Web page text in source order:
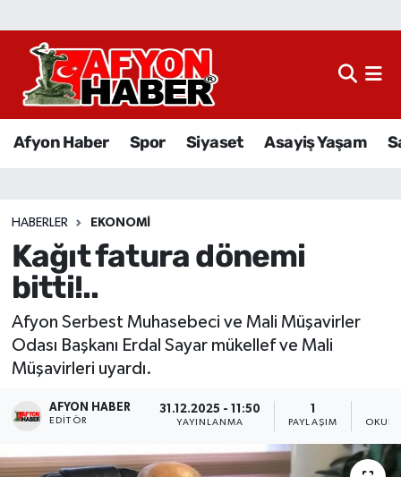
Afyon Haber Spor Siyaset Asayiş Yaşam
HABERLER EKONOMI
Kağıt fatura dönemi
bitti!..
Afyon Serbest Muhasebeci ve Mali Müşavirler
Odası Başkanı Erdal Sayar mükellef ve Mali
Müşavirleri uyardı.
AFYON HABER
EDITÖR
31.12.2025 - 11:50
YAYINLANMA PAYLAŞIM
Afyon Haber
Sağlık
Eğitim
Sivil Toplum